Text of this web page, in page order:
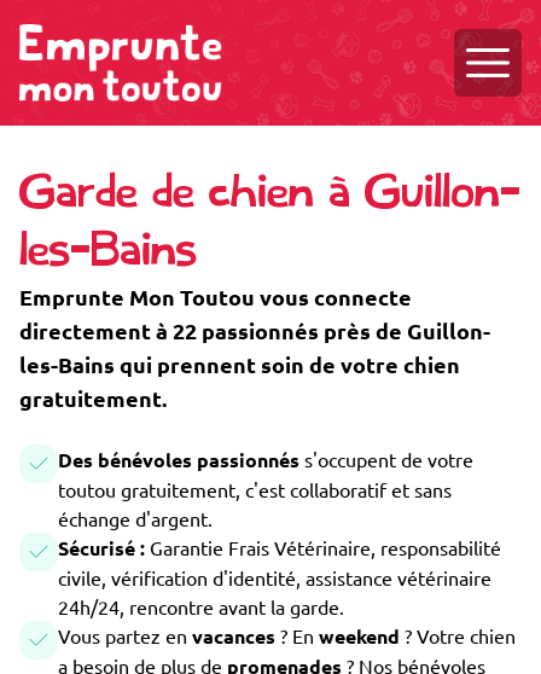
Garde de chien à Guillon-
les-Bains
Emprunte Mon Toutou vous connecte
directement à 22 passionnés près de Guillon-
les-Bains qui prennent soin de votre chien
gratuitement.
Des bénévoles passionnés s'occupent de votre
toutou gratuitement, c'est collaboratif et sans
échange d'argent.
Sécurisé : Garantie Frais Vétérinaire, responsabilité
civile, vérification d'identité, assistance vétérinaire
24h/24, rencontre avant la garde.
Vous partez en vacances ? En weekend ? Votre chien
a besoin de plus de promenades ? Nos bénévoles